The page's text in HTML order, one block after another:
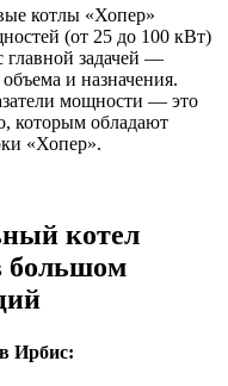
котлы «Хопер»
(от 25 до 100 кВт)
главной задачей —
и назначения.
мощности — это
которым обладают
«Хопер».
котел
большом
Ирбис: